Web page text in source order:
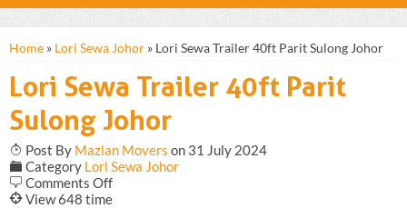
Home » Lori Sewa Johor » Lori Sewa Trailer 40ft Parit Sulong Johor
Lori Sewa Trailer 40ft Parit
Sulong Johor
T Post By Mazlan Movers on 31 July 2024
F Category Lori Sewa Johor
b Comments Offon
Lori
@ View 648 time